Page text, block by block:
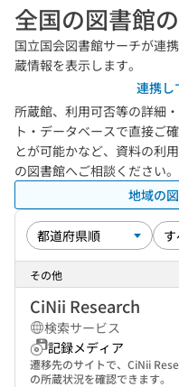
全国の図書館
国立国会図書館サーチが連
蔵情報を表示します。
連携し
所蔵館、利用可否等の詳細
ト・データベースで直接ご
とが可能かなど、資料の利
の図書館へご相談ください
地域の
その他
CiNii Research
検索サービス
記録メディア
遷移先のサイトで、CiNii
の所蔵状況を確認できます。